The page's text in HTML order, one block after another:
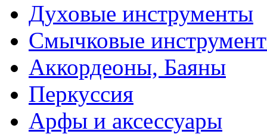
Духовые инструменты
Смычковые
Аккордеоны, Баяны
Перкуссия
Арфы и аксессуары